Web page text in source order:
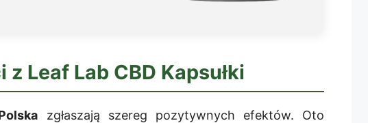
z Leaf Lab CBD Kapsułki
zgłaszają szereg pozytywnych efektów. Oto